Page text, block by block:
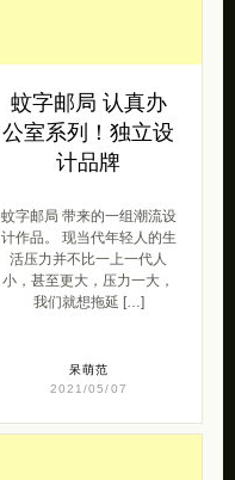
蚊字邮局 认真办
公室系列！独立设
计品牌
蚊字邮局 带来的一组潮流设
计作品。 现当代年轻人的生
活压力并不比一上一代人
小，甚至更大，压力一大，
我们就想拖延 […]
呆萌范
2021/05/07